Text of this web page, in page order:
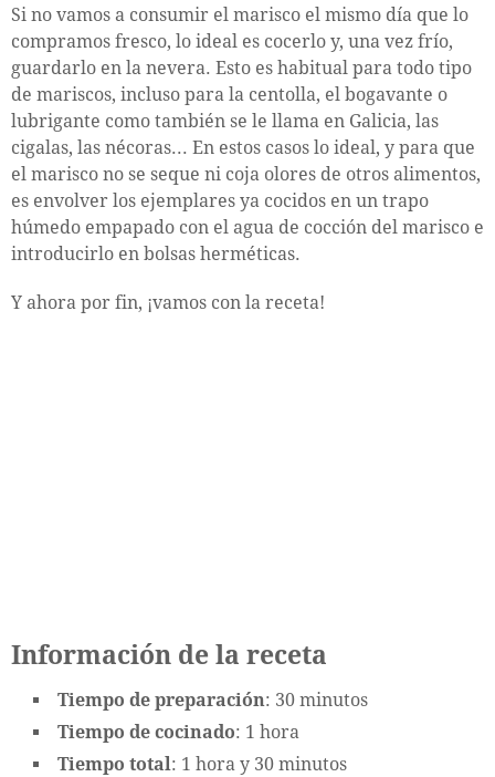
Si no vamos a consumir el marisco el mismo día que lo
compramos fresco, lo ideal es cocerlo y, una vez frío,
guardarlo en la nevera. Esto es habitual para todo tipo
de mariscos, incluso para la centolla, el bogavante o
lubrigante como también se le llama en Galicia, las
cigalas, las nécoras... En estos casos lo ideal, y para que
el marisco no se seque ni coja olores de otros alimentos,
es envolver los ejemplares ya cocidos en un trapo
húmedo empapado con el agua de cocción del marisco e
introducirlo en bolsas herméticas.
Y ahora por fin, ¡vamos con la receta!
Información de la receta
Tiempo de preparación: 30 minutos
Tiempo de cocinado: 1 hora
Tiempo total: 1 hora y 30 minutos